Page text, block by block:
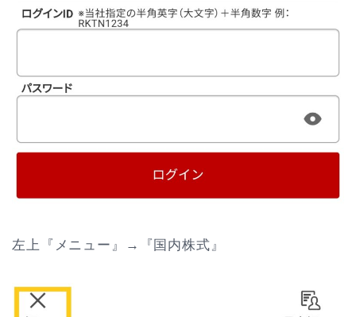
左上『メニュー』→『国内株式』